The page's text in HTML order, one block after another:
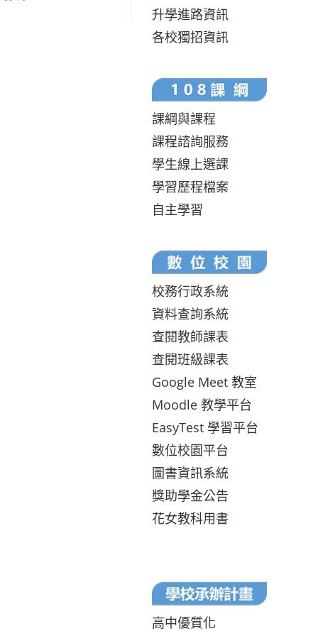
升學進路資訊
各校獨招資訊
課綱與課程
課程諮詢服務
學生線上選課
學習歷程檔案
自主學習
校務行政系統
資料查詢系統
查閱教師課表
查閱班級課表
Google Meet 教室
Moodle 教學平台
EasyTest 學習平台
數位校園平台
圖書資訊系統
獎助學金公告
花女教科用書
高中優質化